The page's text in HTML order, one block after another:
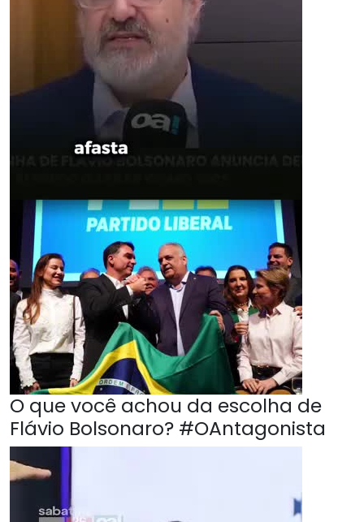
O que você achou da escolha de
Flávio Bolsonaro? #OAntagonista